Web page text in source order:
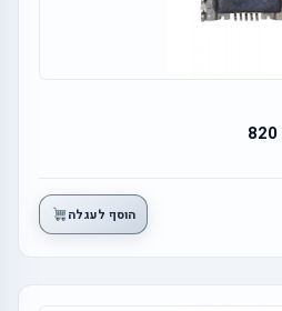
הוסף לעגלה